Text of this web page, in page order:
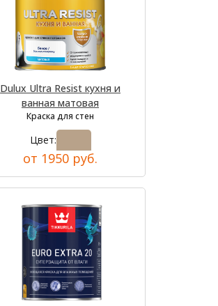
Dulux Ultra Resist кухня и
ванная матовая
Краска для стен
Цвет:
от 1950 руб.